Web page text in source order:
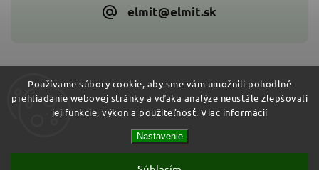
Používame súbory cookie, aby sme vám umožnili pohodlné
prehliadanie webovej stránky a vďaka analýze neustále zlepšovali
jej funkcie, výkon a použiteľnosť. Viac informácií
Nastavenie
elmit@elmit.sk
Copyright 2026ELMIT - Elektroinštalačný materiál, svietidlá.
Všetky práva vyhradené.
Shoptet| Design